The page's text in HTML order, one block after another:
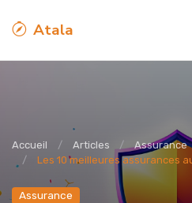
Atala
Accueil Articles
Assurance
Les 10 meilleures assurances
Assurance